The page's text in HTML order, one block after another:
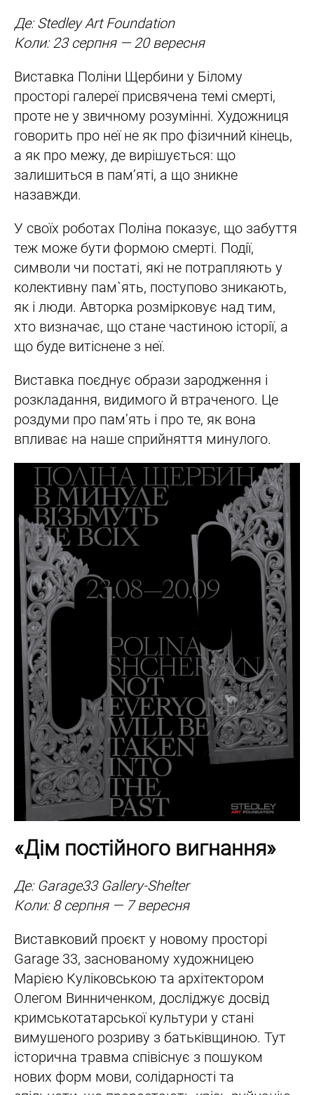
Де: Stedley Art Foundation
Коли: 23 серпня — 20 вересня
Виставка Поліни Щербини у Білому
просторі галереї присвячена темі смерті,
проте не у звичному розумінні. Художниця
говорить про неї не як про фізичний кінець,
а як про межу, де вирішується: що
залишиться в пам’яті, а що зникне
назавжди.
У своїх роботах Поліна показує, що забуття
теж може бути формою смерті. Події,
символи чи постаті, які не потрапляють у
колективну пам`ять, поступово зникають,
як і люди. Авторка розмірковує над тим,
хто визначає, що стане частиною історії, а
що буде витіснене з неї.
Виставка поєднує образи зародження і
розкладання, видимого й втраченого. Це
роздуми про пам’ять і про те, як вона
впливає на наше сприйняття минулого.
«Дім постійного вигнання»
Де: Garage33 Gallery-Shelter
Коли: 8 серпня — 7 вересня
Виставковий проєкт у новому просторі
Garage 33, заснованому художницею
Марією Куліковською та архітектором
Олегом Винниченком, досліджує досвід
кримськотатарської культури у стані
вимушеного розриву з батьківщиною. Тут
історична травма співіснує з пошуком
нових форм мови, солідарності та